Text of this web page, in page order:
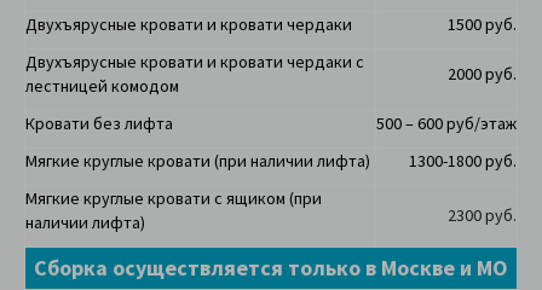
Двухъярусные кровати и кровати чердаки
1500 руб.
Двухъярусные кровати и кровати чердаки с
лестницей комодом
2000 руб.
Кровати без лифта
500 – 600 руб/этаж
Мягкие круглые кровати (при наличии лифта)
1300-1800 руб.
Мягкие круглые кровати с ящиком (при
наличии лифта)
2300 руб.
Сборка осуществляется только в Москве и МО